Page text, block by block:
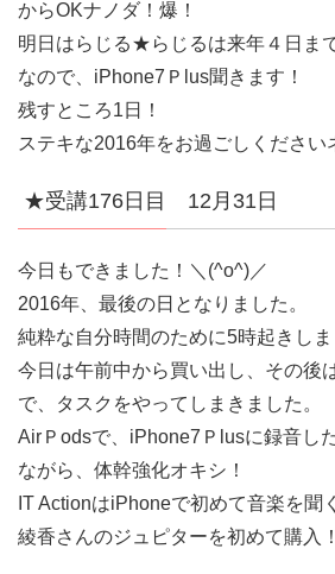
からOKナノダ！爆！
明日はらじる★らじるは来年４日ま
なので、iPhone7Ｐlus聞きます！
残すところ1日！
ステキな2016年をお過ごしください
★受講176日目 12月31日
今日もできました！＼(^o^)／
2016年、最後の日となりました。
純粋な自分時間のために5時起きしま
今日は午前中から買い出し、その後
で、タスクをやってしまきました。
AirＰodsで、iPhone7Ｐlusに録音し
ながら、体幹強化オキシ！
IT ActionはiPhoneで初めて音楽を聞
綾香さんのジュピターを初めて購入！